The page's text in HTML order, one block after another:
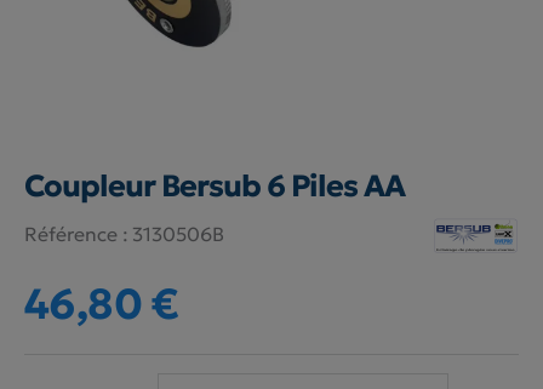
Coupleur Bersub 6 Piles AA
Référence : 3130506B
46,80 €